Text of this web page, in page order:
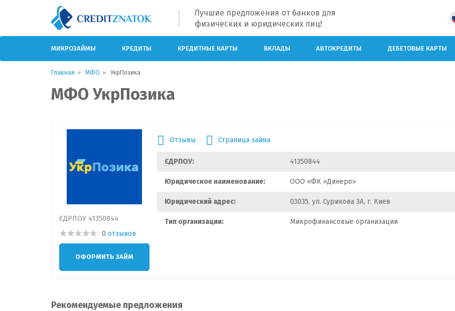
Лучшие предложения от банков для
физических и юридических лиц!
МИКРОЗАЙМЫ КРЕДИТЫ КРЕДИТНЫЕ КАРТЫ ВКЛАДЫ АВТОКРЕДИТЫ ДЕБЕТОВЫЕ КАРТЫ
Главная МФО УкрПозика
МФО УкрПозика
ЄДРПОУ 41350844
0 отзывов
ОФОРМИТЬ ЗАЙМ
Отзывы Страница займа
ЄДРПОУ: 41350844
Юридическое наименование: ООО «ФК «Динеро»
Юридический адрес: 03035, ул. Сурикова 3А, г. Киев
Тип организации: Микрофинансовые организации
Рекомендуемые предложения